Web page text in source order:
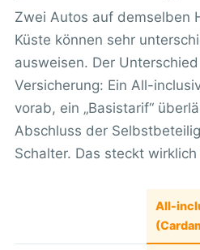
Zwei Autos auf demselben
Küste können sehr
ausweisen. Der
Versicherung: Ein All-
vorab, ein „Basistarif“
Abschluss der
Schalter. Das steckt
All-